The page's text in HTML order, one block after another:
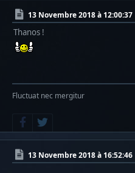
13 Novembre 2018 à 12:00:37
Thanos !
Fluctuat nec mergitur
13 Novembre 2018 à 16:52:46